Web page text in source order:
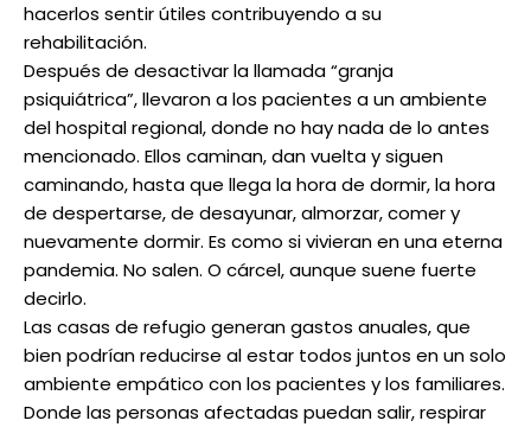
━ Planes
hacerlos sentir útiles contribuyendo a su
rehabilitación.
Después de desactivar la llamada “granja
psiquiátrica”, llevaron a los pacientes a un ambiente
del hospital regional, donde no hay nada de lo antes
mencionado. Ellos caminan, dan vuelta y siguen
caminando, hasta que llega la hora de dormir, la hora
de despertarse, de desayunar, almorzar, comer y
nuevamente dormir. Es como si vivieran en una eterna
pandemia. No salen. O cárcel, aunque suene fuerte
decirlo.
Las casas de refugio generan gastos anuales, que
bien podrían reducirse al estar todos juntos en un solo
ambiente empático con los pacientes y los familiares.
Donde las personas afectadas puedan salir, respirar